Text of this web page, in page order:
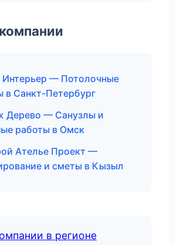
Интерьер — Потолочные
в Санкт-Петербург
Дерево — Санузлы и
работы в Омск
Ателье Проект —
и сметы в Кызыл
в регионе